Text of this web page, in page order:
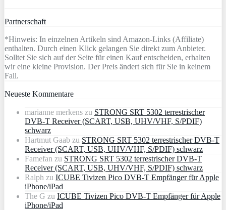
Partnerschaft
*Hinweis: In einzelnen Artikeln sind Amazon-Links (Affiliate)
enthalten. Durch einen Klick gelangen Sie direkt zum Anbieter.
Solltet Sie sich auf der Seite für einen Kauf entscheiden, erhalten
wir eine kleine Provision. Der Preis ändert sich für Sie in keinem
Fall.
Neueste Kommentare
marianne merkens zu STRONG SRT 5302 terrestrischer
DVB-T Receiver (SCART, USB, UHV/VHF, S/PDIF)
schwarz
Hartmut Gaab zu STRONG SRT 5302 terrestrischer DVB-T
Receiver (SCART, USB, UHV/VHF, S/PDIF) schwarz
Famefan zu STRONG SRT 5302 terrestrischer DVB-T
Receiver (SCART, USB, UHV/VHF, S/PDIF) schwarz
Ralph zu ICUBE Tivizen Pico DVB-T Empfänger für Apple
iPhone/iPad
The G zu ICUBE Tivizen Pico DVB-T Empfänger für Apple
iPhone/iPad